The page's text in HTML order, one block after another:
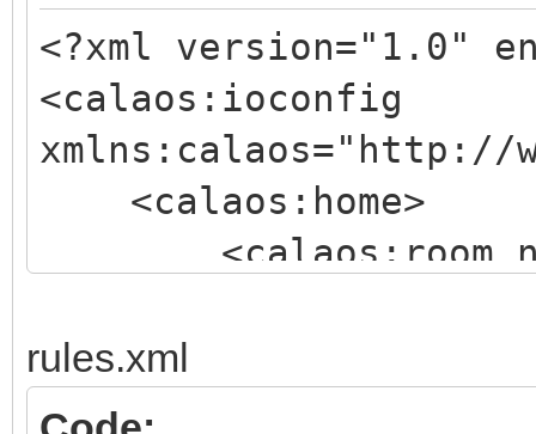
<?xml version="1.0"
<calaos:ioconfig
xmlns:calaos="http://
<calaos:home>
<calaos:room
<calaos:input
coeff_b="0"
rules.xml